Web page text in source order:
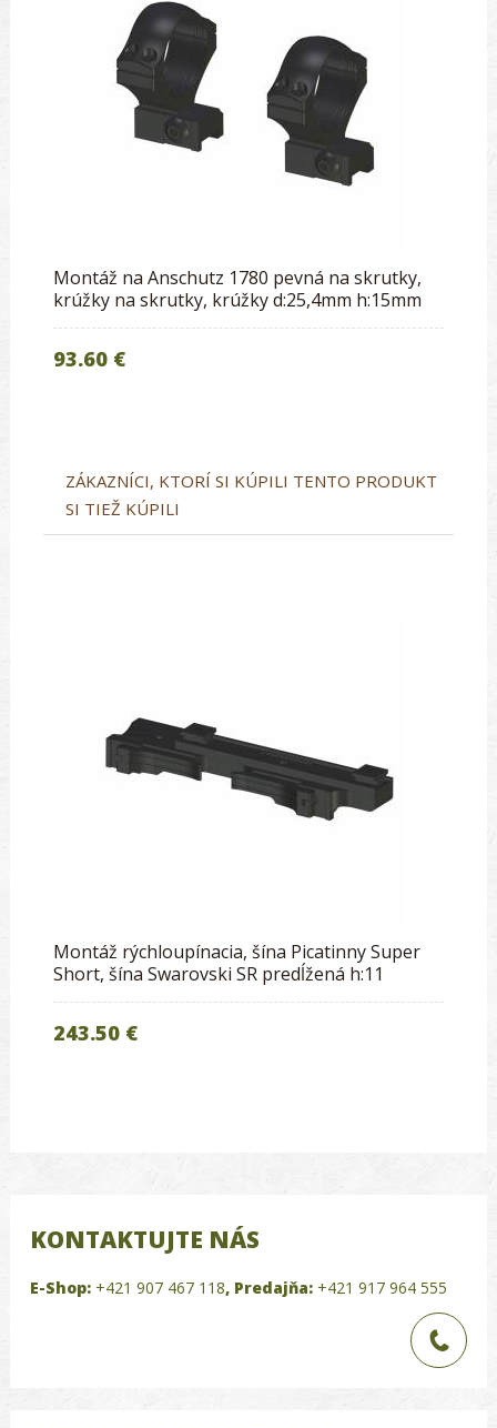
Montáž na Anschutz 1780 pevná na skrutky,
krúžky na skrutky, krúžky d:25,4mm h:15mm
93.60 €
ZÁKAZNÍCI, KTORÍ SI KÚPILI TENTO PRODUKT
SI TIEŽ KÚPILI
Montáž rýchloupínacia, šína Picatinny Super
Short, šína Swarovski SR predĺžená h:11
243.50 €
KONTAKTUJTE NÁS
E-Shop: +421 907 467 118, Predajňa: +421 917 964 555